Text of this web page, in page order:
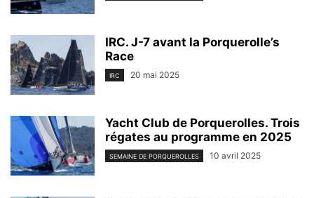
IRC. J-7 avant la Porquerolle’s
Race
IRC 20 mai 2025
Yacht Club de Porquerolles. Trois
régates au programme en 2025
SEMAINE DE PORQUEROLLES 10 avril 2025